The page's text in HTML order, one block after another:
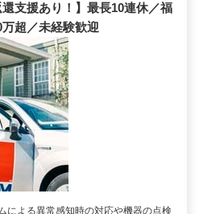
還支援あり！】最長10連休／福
超／未経験歓迎
による異常感知時の対応や機器の点検